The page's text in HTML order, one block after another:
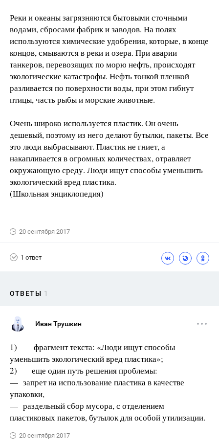
Реки и океаны загрязняются бытовыми сточными
водами, сбросами фабрик и заводов. На полях
используются химические удобрения, которые, в конце
концов, смываются в реки и озера. При аварии
танкеров, перевозящих по морю нефть, происходят
экологические катастрофы. Нефть тонкой пленкой
разливается по поверхности воды, при этом гибнут
птицы, часть рыбы и морские животные.
Очень широко используется пластик. Он очень
дешевый, поэтому из него делают бутылки, пакеты. Все
это люди выбрасывают. Пластик не гниет, а
накапливается в огромных количествах, отравляет
окружающую среду. Люди ищут способы уменьшить
экологический вред пластика.
(Школьная энциклопедия)
20 сентября 2017
1 ответ
ОТВЕТЫ 1
Иван Трушкин
1) фрагмент текста: «Люди ищут способы
уменьшить экологический вред пластика»;
2) еще один путь решения проблемы:
— запрет на использование пластика в качестве
упаковки,
— раздельный сбор мусора, с отделением
пластиковых пакетов, бутылок для особой утилизации.
20 сентября 2017